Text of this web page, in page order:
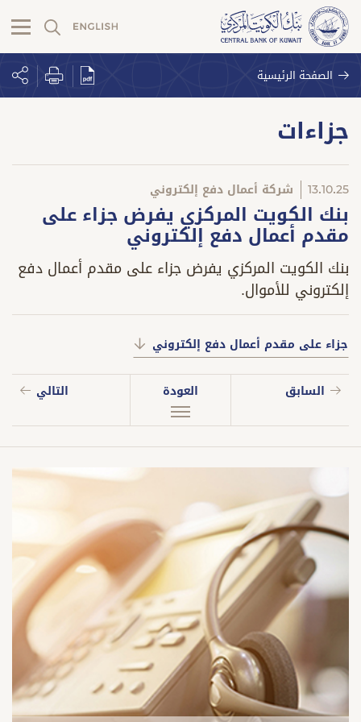
الصفحة الرئيسية
جزاءات
13.10.25 شركة أعمال دفع إلكتروني
بنك الكويت المركزي يفرض جزاء على
مقدم أعمال دفع إلكتروني
بنك الكويت المركزي يفرض جزاء على مقدم أعمال دفع
إلكتروني للأموال.
جزاء على مقدم أعمال دفع إلكتروني
السابق العودة التالي